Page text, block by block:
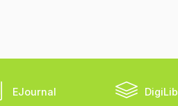
EJournal DigiLib